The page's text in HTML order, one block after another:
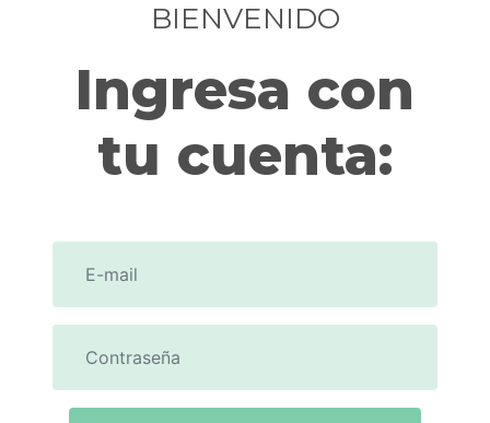
BIENVENIDO
Ingresa con
tu cuenta: